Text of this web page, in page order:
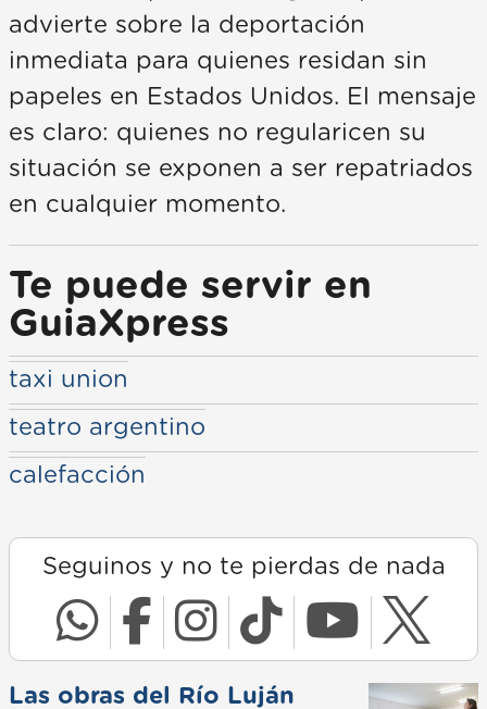
advierte sobre la deportación
inmediata para quienes residan sin
papeles en Estados Unidos. El mensaje
es claro: quienes no regularicen su
situación se exponen a ser repatriados
en cualquier momento.
Te puede servir en
GuiaXpress
taxi union
teatro argentino
calefacción
Seguinos y no te pierdas de nada
Las obras del Río Luján